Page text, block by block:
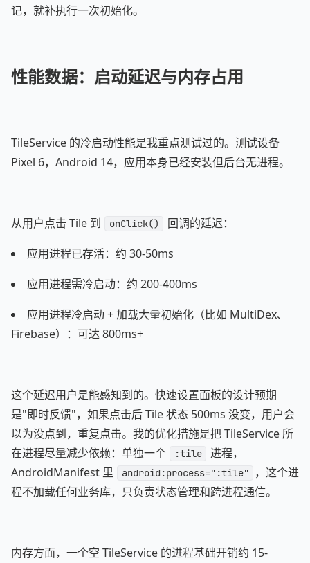
记，就补执行一次初始化。
性能数据：启动延迟与内存占用
TileService 的冷启动性能是我重点测试过的。测试设备
Pixel 6，Android 14，应用本身已经安装但后台无进程。
从用户点击 Tile 到 onClick()
回调的延迟：
应用进程已存活：约 30-50ms
应用进程需冷启动：约 200-400ms
应用进程冷启动 + 加载大量初始化（比如 MultiDex、
Firebase）：可达 800ms+
这个延迟用户是能感知到的。快速设置面板的设计预期
是"即时反馈"，如果点击后 Tile 状态 500ms 没变，用户会
以为没点到，重复点击。我的优化措施是把 TileService 所
在进程尽量减少依赖：单独一个
:tile
进程，
AndroidManifest 里
android:process=":tile"
，这个进
程不加载任何业务库，只负责状态管理和跨进程通信。
内存方面，一个空 TileService 的进程基础开销约 15-